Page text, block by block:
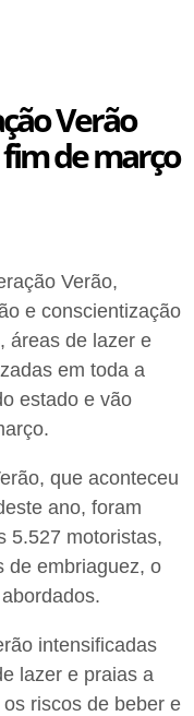
Verão
de março
Verão,
e conscientização
áreas de lazer e
em toda a
estado e vão
que aconteceu
ano, foram
5.527 motoristas,
de embriaguez, o
intensificadas
lazer e praias a
riscos de beber e